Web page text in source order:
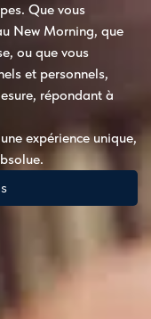
Que vous
New Morning, que
ou que vous
et personnels,
répondant à
expérience unique,